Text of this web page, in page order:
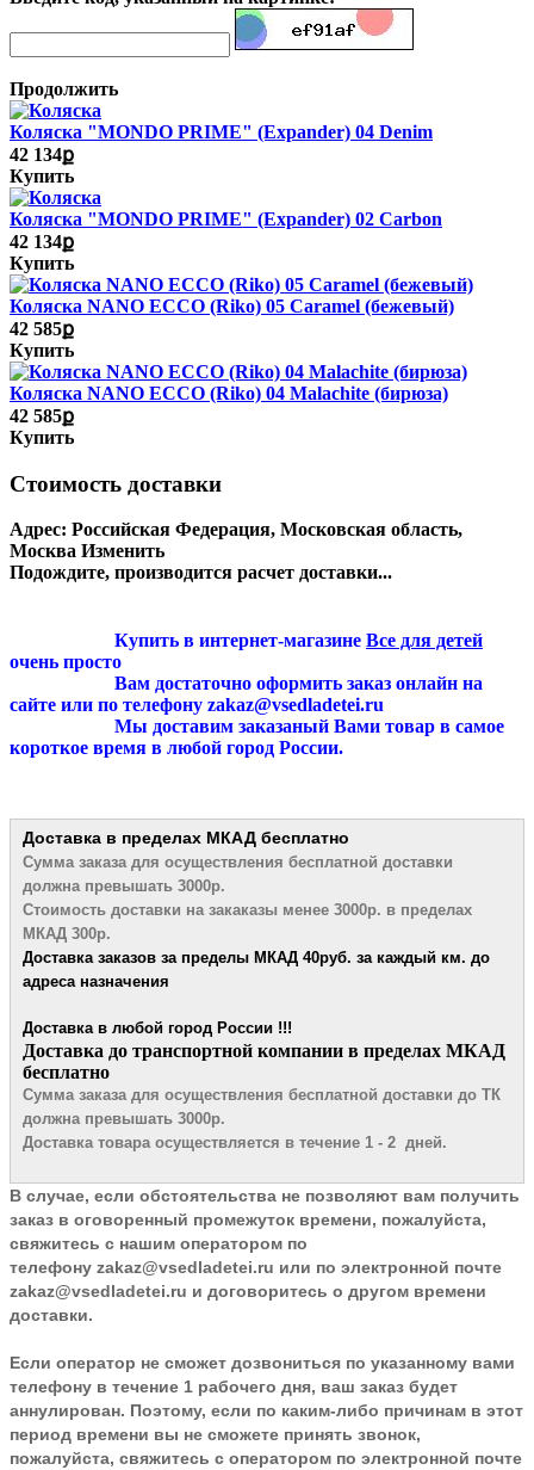
Продолжить
Коляска "MONDO PRIME" (Expander) 04 Denim
42 134ք
Купить
Коляска "MONDO PRIME" (Expander) 02 Carbon
42 134ք
Купить
Коляска NANO ECCO (Riko) 05 Caramel (бежевый)
42 585ք
Купить
Коляска NANO ECCO (Riko) 04 Malachite (бирюза)
42 585ք
Купить
Стоимость доставки
Адрес: Российская Федерация, Московская область,
Москва Изменить
Подождите, производится расчет доставки...
Купить в интернет-магазине Все для детей
очень просто
Вам достаточно оформить заказ онлайн на
сайте или по телефону zakaz@vsedladetei.ru
Мы доставим заказаный Вами товар в самое
короткое время в любой город России.
Доставка в пределах МКАД бесплатно
Сумма заказа для осуществления бесплатной доставки
должна превышать 3000р.
Стоимость доставки на закаказы менее 3000р. в пределах
МКАД 300р.
Доставка заказов за пределы МКАД 40руб. за каждый км. до
адреса назначения
Доставка в любой город России !!!
​Доставка до транспортной компании в пределах МКАД
бесплатно
Сумма заказа для осуществления бесплатной доставки до ТК
должна превышать 3000р.
Доставка товара осуществляется в течение 1 - 2 дней.
В случае, если обстоятельства не позволяют вам получить
заказ в оговоренный промежуток времени, пожалуйста,
свяжитесь с нашим оператором по
телефону zakaz@vsedladetei.ru или по электронной почте
zakaz@vsedladetei.ru и договоритесь о другом времени
доставки.
Если оператор не сможет дозвониться по указанному вами
телефону в течение 1 рабочего дня, ваш заказ будет
аннулирован. Поэтому, если по каким-либо причинам в этот
период времени вы не сможете принять звонок,
пожалуйста, свяжитесь с оператором по электронной почте